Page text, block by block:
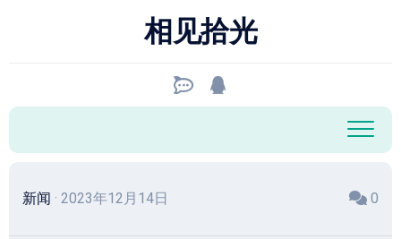
相见拾光
新闻 · 2023年12月14日 0